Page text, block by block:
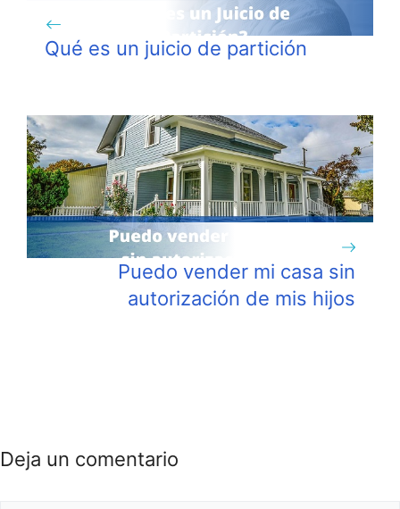
Qué es un juicio de partición
Puedo vender mi casa sin
autorización de mis hijos
Deja un comentario